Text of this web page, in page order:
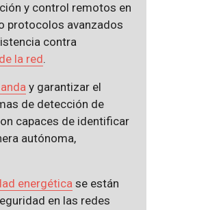
y control remotos en
protocolos avanzados
contra
la red.
y garantizar el
de detección de
capaces de identificar
autónoma,
energéticase están
en las redes